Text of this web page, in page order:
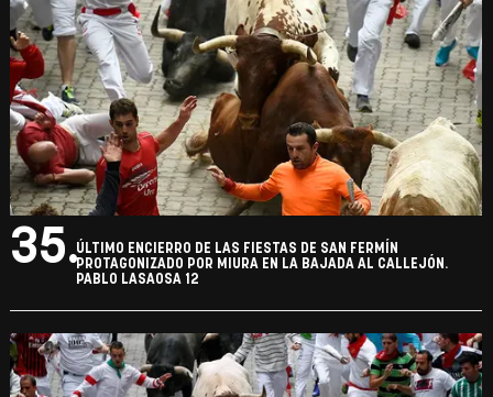
35.ÚLTIMO ENCIERRO DE LAS FIESTAS DE SAN FERMÍN
PROTAGONIZADO POR MIURA EN LA BAJADA AL CALLEJÓN.
PABLO LASAOSA 12